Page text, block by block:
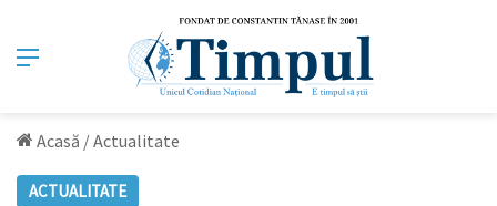
Meniu
Acasă /Actualitate
ACTUALITATE